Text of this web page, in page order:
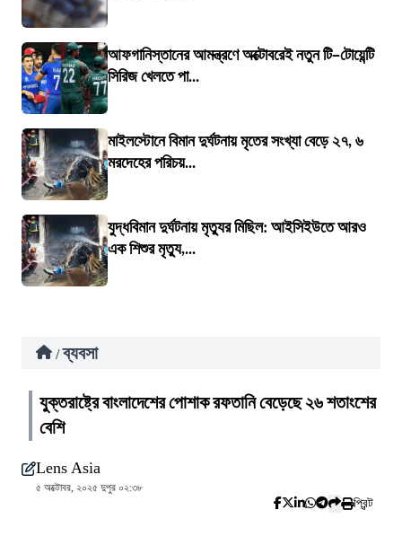
আফগানিস্তানের আমন্ত্রণে অক্টোবরেই নতুন টি–টোয়েন্টি
সিরিজ খেলতে পা...
মাইলস্টোনে বিমান দুর্ঘটনায় মৃতের সংখ্যা বেড়ে ২৭, ৬
মরদেহের পরিচয়...
যুদ্ধবিমান দুর্ঘটনায় মৃত্যুর মিছিল: আইসিইউতে আরও
এক শিশুর মৃত্যু,...
/ ব্যবসা
যুক্তরাষ্ট্রে বাংলাদেশের পোশাক রফতানি বেড়েছে ২৬ শতাংশের
বেশি
Lens Asia
৫ অক্টোবর, ২০২৫ দুপুর ০২:৩৮
প্রিন্ট